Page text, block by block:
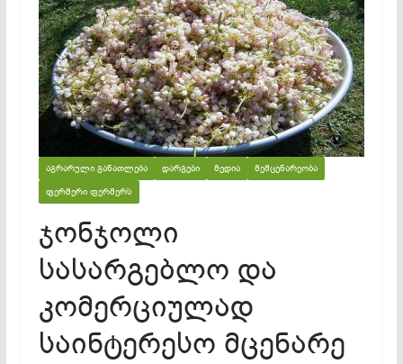
ᲐᲒᲠᲐᲠᲣᲚᲘ ᲒᲐᲜᲐᲗᲚᲔᲑᲐ ᲓᲐᲠᲒᲔᲑᲘ ᲛᲔᲓᲘᲐ
ᲛᲔᲛᲪᲔᲜᲐᲠᲔᲝᲑᲐ
ᲤᲔᲠᲛᲔᲠᲘ ᲤᲔᲠᲛᲔᲠᲡ
ჯონჯოლი
სასარგებლო და
კომერციულად
საინტერესო მცენარე